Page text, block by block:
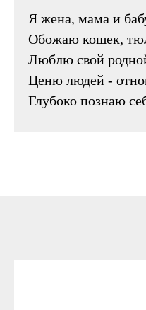
Я жена, мама и
Обожаю кошек,
Люблю свой
Ценю людей -
Глубоко познаю